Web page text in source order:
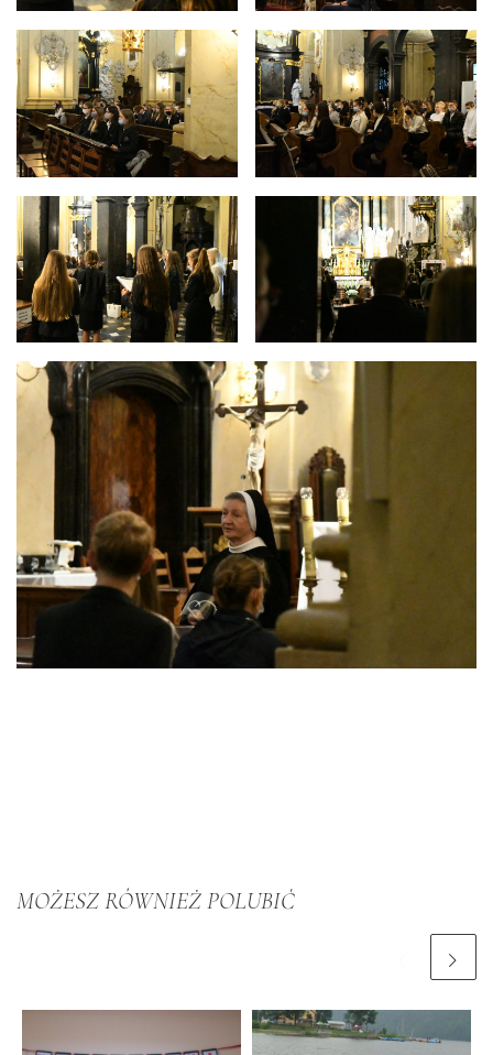
MOŻESZ RÓWNIEŻ POLUBIĆ